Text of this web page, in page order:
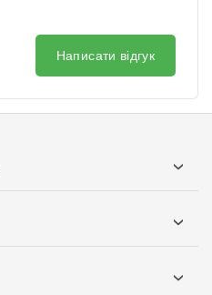
Написати відгук